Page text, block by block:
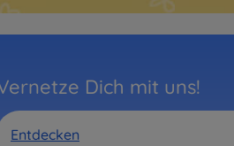
Dich mit uns!
Entdecken